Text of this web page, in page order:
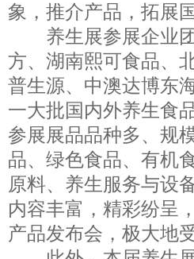
象，推介产品，拓展
养生展参展企业团
方、湖南熙可食品、
普生源、中澳达博东
一大批国内外养生食
参展展品品种多、规
品、绿色食品、有机
原料、养生服务与设
内容丰富，精彩纷呈
产品发布会，极大地